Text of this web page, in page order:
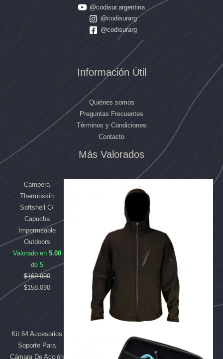
@codisur.argentina
@codisurarg
@codisurarg
Información Útil
Quiénes somos
Preguntas Frecuentes
Términos y Condiciones
Contacto
Más Valorados
Campera
Thermoskin
Softshell C/
Capucha
Impermeable
Outdoors
Valorado en 5.00
de 5
$169.990
era:
$169.990.
$158.090
es:
$158.090.
Kit 64 Accesorios
Soporte Para
Cámara De Acción
era:
$84.992.